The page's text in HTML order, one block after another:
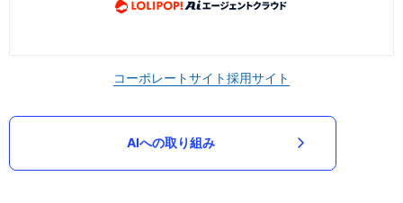
コーポレートサイト採用サイト
AIへの取り組み